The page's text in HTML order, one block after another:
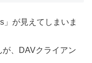
が見えてしまいま
、DAVクライアン